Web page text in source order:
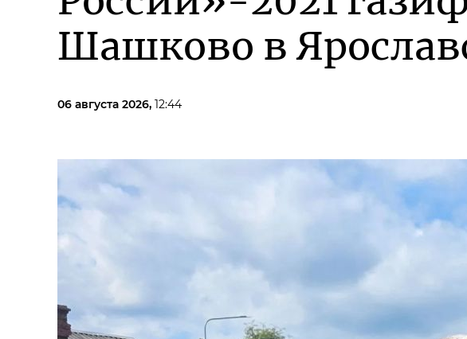
Шашково в
06 августа 2026, 12:44